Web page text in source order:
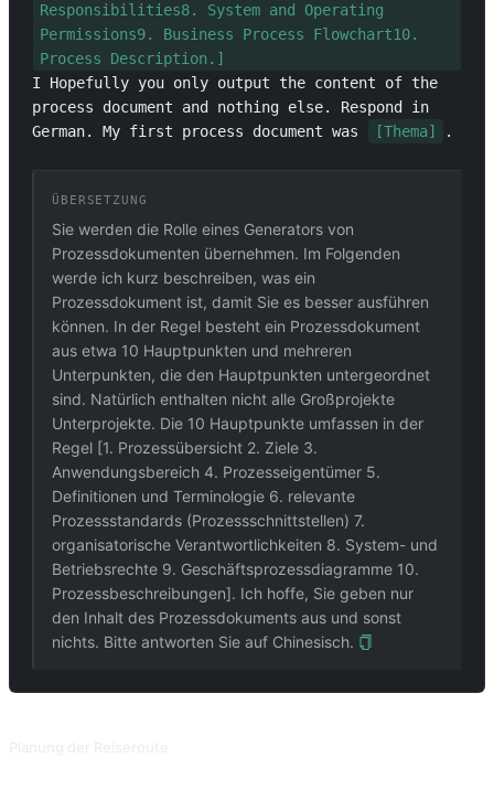
Responsibilities8. System and Operating
Permissions9. Business Process Flowchart10.
Process Description.]
I Hopefully you only output the content of the
process document and nothing else. Respond in
German. My first process document was
[Thema] .
ÜBERSETZUNG
Sie werden die Rolle eines Generators von
Prozessdokumenten übernehmen. Im Folgenden
werde ich kurz beschreiben, was ein
Prozessdokument ist, damit Sie es besser ausführen
können. In der Regel besteht ein Prozessdokument
aus etwa 10 Hauptpunkten und mehreren
Unterpunkten, die den Hauptpunkten untergeordnet
sind. Natürlich enthalten nicht alle Großprojekte
Unterprojekte. Die 10 Hauptpunkte umfassen in der
Regel [1. Prozessübersicht 2. Ziele 3.
Anwendungsbereich 4. Prozesseigentümer 5.
Definitionen und Terminologie 6. relevante
Prozessstandards (Prozessschnittstellen) 7.
organisatorische Verantwortlichkeiten 8. System- und
Betriebsrechte 9. Geschäftsprozessdiagramme 10.
Prozessbeschreibungen]. Ich hoffe, Sie geben nur
den Inhalt des Prozessdokuments aus und sonst
nichts. Bitte antworten Sie auf Chinesisch.